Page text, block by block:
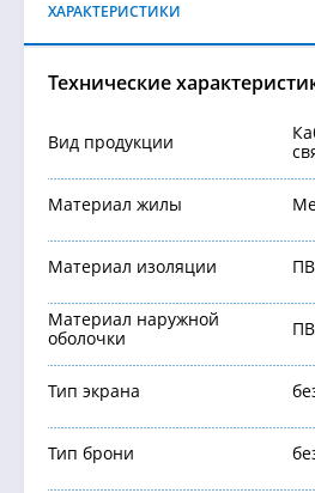
ХАРАКТЕРИСТИКИ
Технические
Вид продукции
Материал жилы
Материал изоляции
Материал наружной
оболочки
Тип экрана
Тип брони